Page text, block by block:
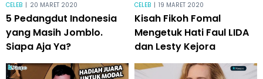
CELEB | 20 MARET 2020
5 Pedangdut Indonesia
yang Masih Jomblo.
Siapa Aja Ya?
CELEB | 19 MARET 2020
Kisah Fikoh Fomal
Mengetuk Hati Faul LIDA
dan Lesty Kejora